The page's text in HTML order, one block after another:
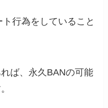
行為をしていること
ば、永久BANの可能